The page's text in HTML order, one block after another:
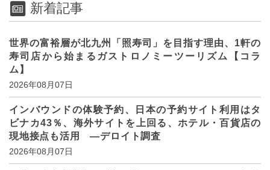
新着記事
世界の富裕層が北九州「照寿司」を目指す理由、1軒の
寿司店から始まるガストロノミーツーリズム【コラ
ム】
2026年08月07日
インバウンドの体験予約、日本の予約サイト利用はタ
ビナカ43％、海外サイトを上回る、ホテル・百貨店の
現地接点も活用 ―デロイト調査
2026年08月07日